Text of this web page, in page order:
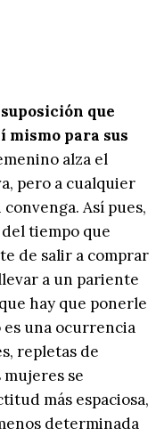
que
mismo para sus
alza el
pero a cualquier
Así pues,
tiempo que
de salir a comprar
a un pariente
hay que ponerle
una ocurrencia
repletas de
mujeres se
más espaciosa,
determinada